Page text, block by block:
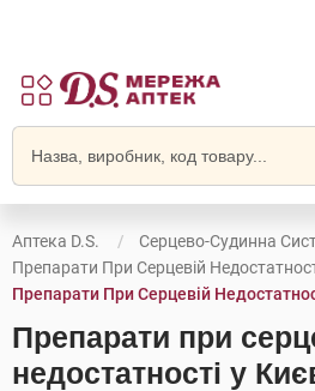
Аптека D.S.
Серцево-Судинна
Препарати При Серцевій
Препарати При Серцевій
Препарати при
недостатності у